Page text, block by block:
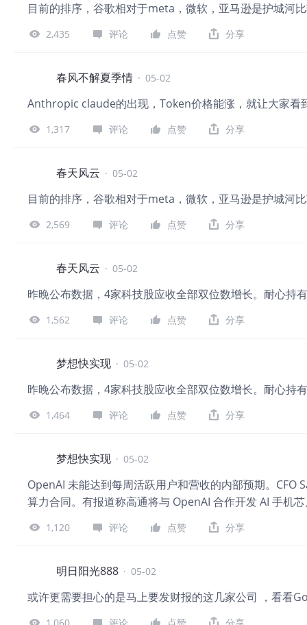
目前的排序，谷歌相对于meta，微软，亚马逊是护城河
2,435 评论 点赞 分享
春风不解夏季情 · 05-02
Anthropic claude的出现，Token价格能涨，就让大家看
1,317 评论 点赞 分享
春天风云 · 05-02
目前的排序，谷歌相对于meta，微软，亚马逊是护城河
2,569 评论 点赞 分享
春天风云 · 05-02
昨晚公布数据，4家科技股应收全部双位数增长。耐心持
1,562 评论 点赞 分享
梦想快实现 · 05-02
昨晚公布数据，4家科技股应收全部双位数增长。耐心持
1,464 评论 点赞 分享
梦想快实现 · 05-02
OpenAI 未能达到每周活跃用户和营收的内部预期。
算力合同。有报道称高通将与 OpenAI 合作开发 AI 手机
1,120 评论 点赞 分享
明日阳光888 · 05-02
或许更需要担心的是马上要发财报的这几家公司 ，看看